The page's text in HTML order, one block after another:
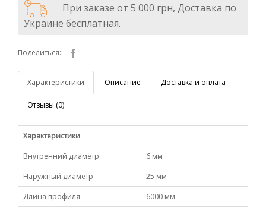
При заказе от 5 000 грн, Доставка по
Украине бесплатная.
Поделиться:
Характеристики Описание Доставка и оплата
Отзывы (0)
Характеристики
Внутренний диаметр
6 мм
Наружный диаметр
25 мм
Длина профиля
6000 мм